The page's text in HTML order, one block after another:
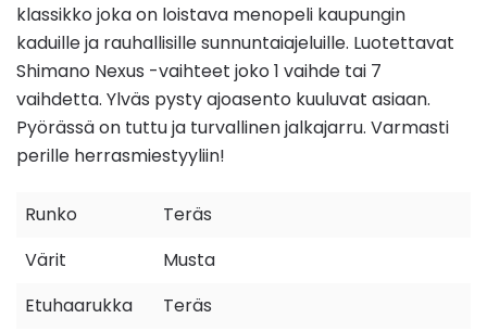
klassikko joka on loistava menopeli kaupungin
kaduille ja rauhallisille sunnuntaiajeluille. Luotettavat
Shimano Nexus -vaihteet joko 1 vaihde tai 7
vaihdetta. Ylväs pysty ajoasento kuuluvat asiaan.
Pyörässä on tuttu ja turvallinen jalkajarru. Varmasti
perille herrasmiestyyliin!
Runko
Teräs
Värit
Musta
Etuhaarukka
Teräs